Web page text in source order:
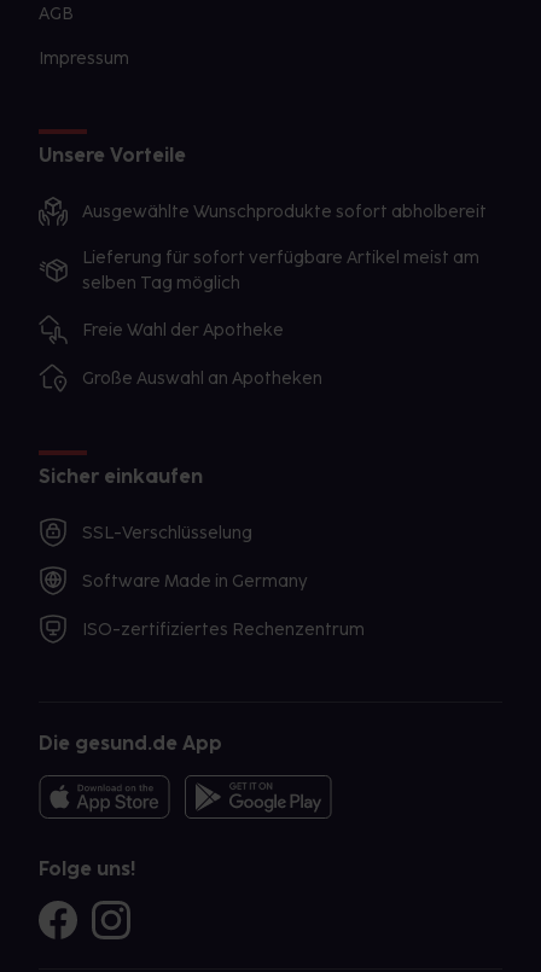
Einnahme zu meiden.
AGB
Impressum
Unsere Vorteile
Ausgewählte Wunschprodukte sofort abholbereit
Lieferung für sofort verfügbare Artikel meist am
selben Tag möglich
Freie Wahl der Apotheke
Große Auswahl an Apotheken
Sicher einkaufen
SSL-Verschlüsselung
Software Made in Germany
ISO-zertifiziertes Rechenzentrum
Die gesund.de App
Folge uns!